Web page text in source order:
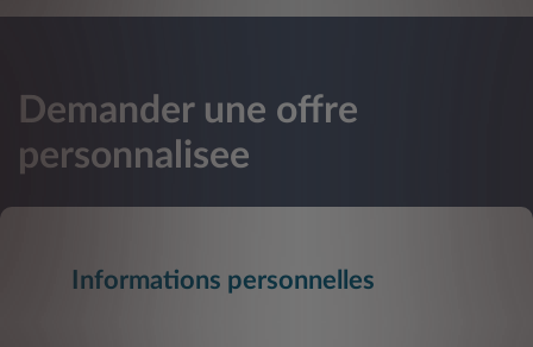
Demander une offre
personnalisee
Informations personnelles